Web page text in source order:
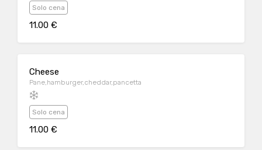
Solo cena
11.00 €
Cheese
Pane,hamburger,cheddar,pancetta
Solo cena
11.00 €